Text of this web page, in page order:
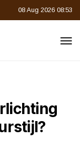
08 Aug 2026 08:53